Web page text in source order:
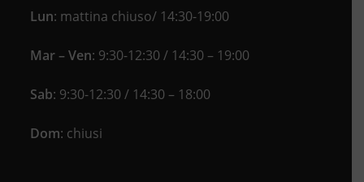
Lun: mattina chiuso/ 14:30-19:00
Mar – Ven: 9:30-12:30 / 14:30 – 19:00
Sab: 9:30-12:30 / 14:30 – 18:00
Dom: chiusi